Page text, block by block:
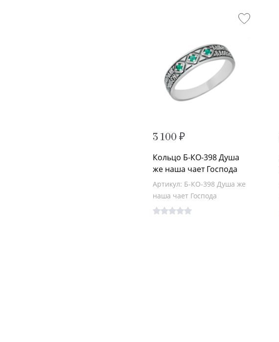
3 100 ₽
Кольцо Б-КО-398 Душа
же наша чает Господа
Артикул: Б-КО-398 Душа же
наша чает Господа